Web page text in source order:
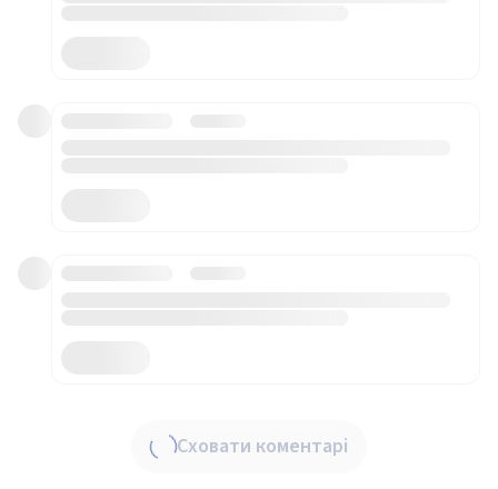
Сховати коментарі